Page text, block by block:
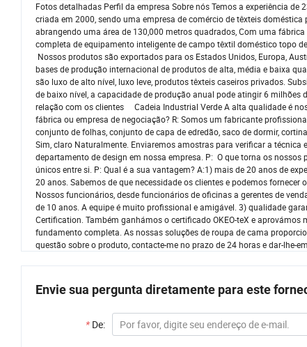
Fotos detalhadas Perfil da empresa Sobre nós Temos a experiência
criada em 2000, sendo uma empresa de comércio de têxteis
abrangendo uma área de 130,000 metros quadrados, Com uma
completa de equipamento inteligente de campo têxtil doméstico topo
Nossos produtos são exportados para os Estados Unidos, Europa,
bases de produção internacional de produtos de alta, média e baixa
são luxo de alto nível, luxo leve, produtos têxteis caseiros privados.
de baixo nível, a capacidade de produção anual pode atingir 6 milhões
relação com os clientes Cadeia Industrial Verde A alta qualidade
fábrica ou empresa de negociação? R: Somos um fabricante
conjunto de folhas, conjunto de capa de edredão, saco de dormir,
Sim, claro Naturalmente. Enviaremos amostras para verificar a
departamento de design em nossa empresa. P: O que torna os
únicos entre si. P: Qual é a sua vantagem? A:1) mais de 20 anos de
20 anos. Sabemos de que necessidade os clientes e podemos
Nossos funcionários, desde funcionários de oficinas a gerentes de
de 10 anos. A equipe é muito profissional e amigável. 3) qualidade
Certification. Também ganhámos o certificado OKEO-teX e aprovámos
fundamento completa. As nossas soluções de roupa de cama
questão sobre o produto, contacte-me no prazo de 24 horas e dar-lhe-
Envie sua pergunta diretamente para este
* De: